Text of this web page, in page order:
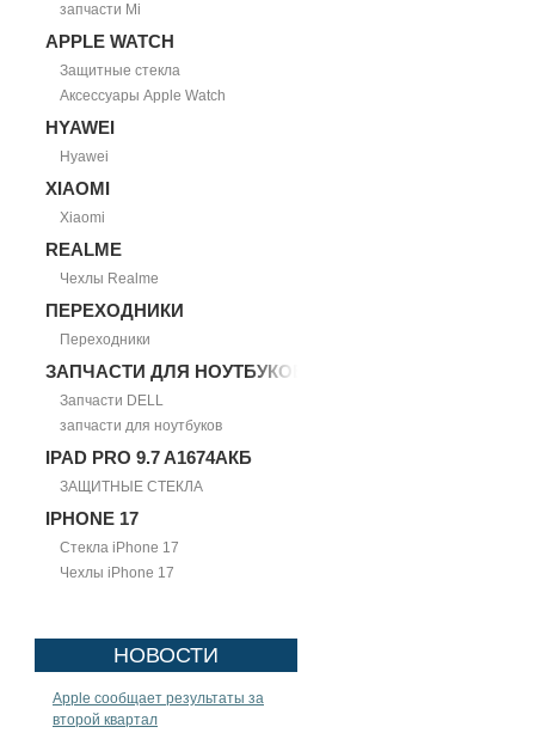
запчасти Mi
APPLE WATCH
Защитные стекла
Аксессуары Apple Watch
HYAWEI
Hyawei
XIAOMI
Xiaomi
REALME
Чехлы Realme
ПЕРЕХОДНИКИ
Переходники
ЗАПЧАСТИ ДЛЯ НОУТБУКОВ
Запчасти DELL
запчасти для ноутбуков
IPAD PRO 9.7 A1674АКБ
ЗАЩИТНЫЕ СТЕКЛА
IPHONE 17
Стекла iPhone 17
Чехлы iPhone 17
НОВОСТИ
Apple сообщает результаты за
второй квартал